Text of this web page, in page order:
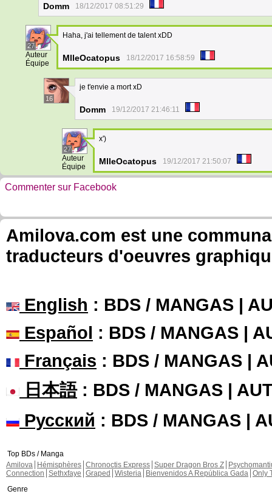
Domm 18/12/2017 08:51:29
27
Auteur
Équipe
Haha, j'ai tellement de talent xDD
MlleOcatopus 18/12/2017 16:58:59
16
je t'envie a mort xD
Domm 19/12/2017 21:46:11
27
Auteur
Équipe
x')
MlleOcatopus 19/12/2017 21:50:07
Commenter sur Facebook
Amilova.com est une
traducteurs d'oeuvres
English : BDS / MANGAS |
Español : BDS / MANGAS |
Français : BDS / MANGAS |
日本語: BDS / MANGAS |
Русский : BDS / MANGAS |
Top BDs / Manga
Amilova
Hémisphères Chronoctis Express Super Dragon Bros Z
Connection Sethxfaye Graped Wisteria Bienvenidos A República Gada Only
Genre